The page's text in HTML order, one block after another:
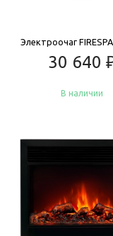
Электроочаг
30 640
В наличии